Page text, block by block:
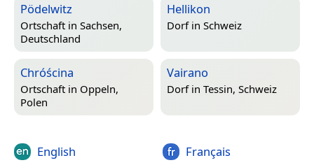
Pödelwitz
Ortschaft in Sachsen,
Deutschland
Hellikon
Dorf in Schweiz
Chróścina
Ortschaft in Oppeln,
Polen
Vairano
Dorf in Tessin, Schweiz
English
Français